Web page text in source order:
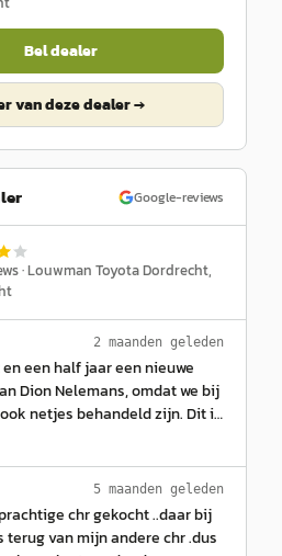
Bel dealer
van deze dealer →
Google-reviews
·Louwman Toyota Dordrecht,
2 maanden geleden
en een half jaar een nieuwe
Dion Nelemans, omdat we bij
netjes behandeld zijn. Dit is
die alles duidelijk bij
wensen luistert. Geeft ook een
teruggekeerd bij Louwman
5 maanden geleden
chr gekocht ..daar bij
terug van mijn andere chr .dus